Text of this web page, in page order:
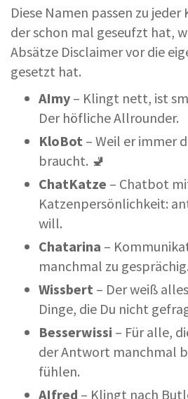
Diese Namen passen zu jeder
der schon mal geseufzt hat,
Absätze Disclaimer vor die
gesetzt hat.
AImy – Klingt nett, ist
Der höfliche Allrounder.
KloBot – Weil er immer
braucht. 🚽
ChatKatze – Chatbot
Katzenpersönlichkeit:
will.
Chatarina –
manchmal zu gesprächig.
Wissbert – Der weiß
Dinge, die Du nicht
Besserwissi – Für alle,
der Antwort manchmal
fühlen.
AIfred – Klingt nach